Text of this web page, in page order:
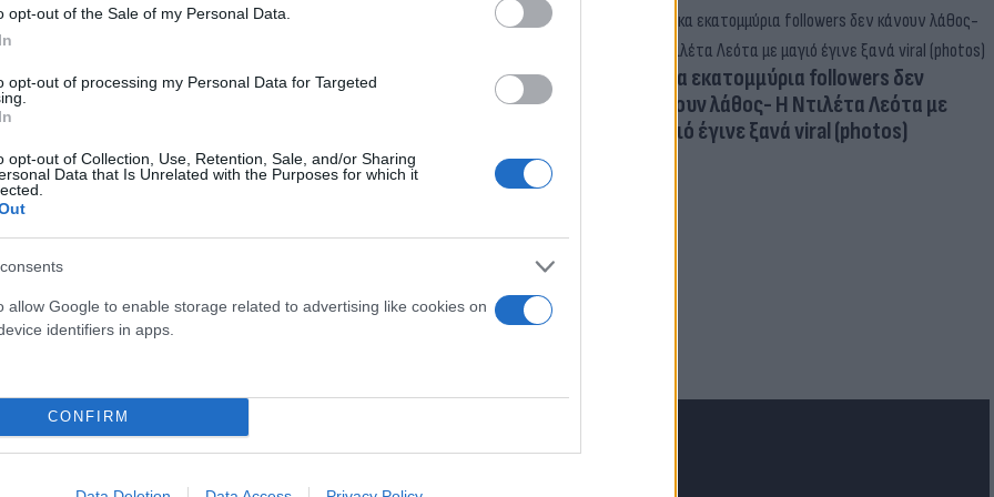
opt-out of the Sale of my Personal Data.
opt-out of processing my Personal Data for Targeted
opt-out of Collection, Use, Retention, Sale, and/or Sharing
Data that Is Unrelated with the Purposes for which it
allow Google to enable storage related to advertising like cookies on
identifiers in apps.
CONFIRM
το χαμένο βάρος;
μας
Τραγωδία της Marfin: Στην Ελλάδα η
46χρονη που κατηγορείται για
Δέκα εκατομμύρια followers δεν
κάνουν λάθος- Η Ντιλέτα Λεότα με
μαγιό έγινε ξανά viral (photos)